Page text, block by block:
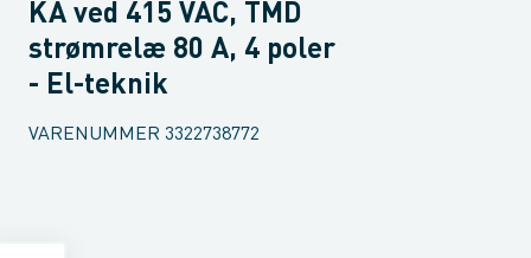
KA ved 415 VAC, TMD
strømrelæ 80 A, 4 poler
- El-teknik
VARENUMMER 3322738772